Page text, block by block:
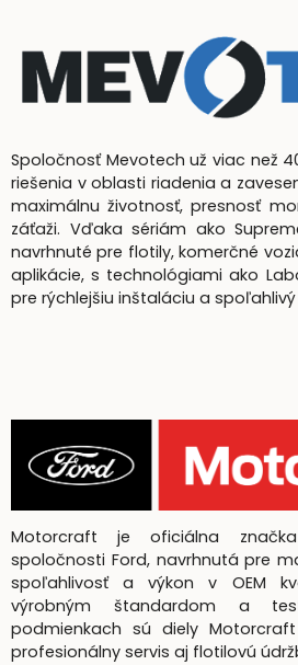
Spoločnosť Mevotech už viac než
riešenia v oblasti riadenia a
maximálnu životnosť, presnosť
záťaži. Vďaka sériám ako
navrhnuté pre flotily, komerčné
aplikácie, s technológiami ako
pre rýchlejšiu inštaláciu a spoľahlivý
Motorcraft je oficiálna
spoločnosti Ford, navrhnutá pre
spoľahlivosť a výkon v OEM
výrobným štandardom a
podmienkach sú diely
profesionálny servis aj flotilovú